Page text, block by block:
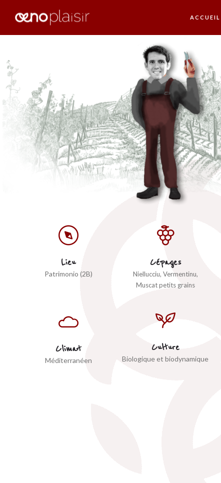
ACCUEIL
Lieu
Patrimonio (2B)
Climat
Méditerranéen
Cépages
Niellucciu, Vermentinu,
Muscat petits grains
Culture
Biologique et biodynamique